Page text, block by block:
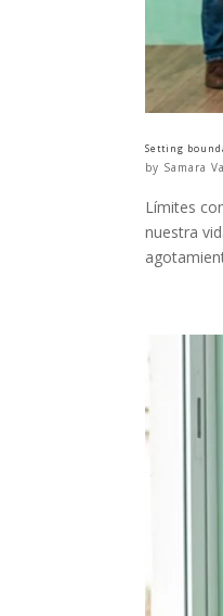
Setting
by Samara
Límites
nuestra